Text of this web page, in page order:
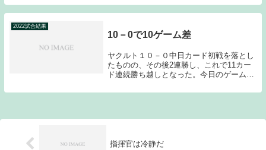
る前の時点で3勝19敗1引き分けというにわ
かには信じられない数字が並んでいた。4
2022試合結果
10－0で10ゲーム差
ヤクルト１０－０中日カード初戦を落とし
たものの、その後2連勝し、これで11カー
ド連続勝ち越しとなった。今日のゲームは
ど序盤で試合を決め、１０－０の大勝とな
指揮官は冷静だ